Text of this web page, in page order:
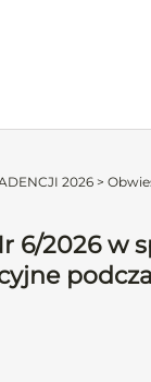
2026 >
6/2026 w